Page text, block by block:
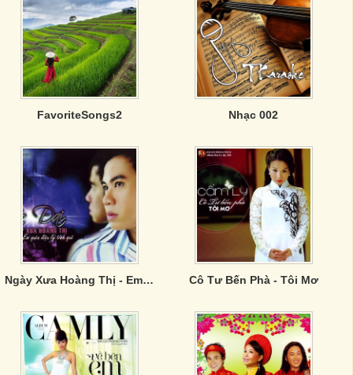
FavoriteSongs2 Nhạc 002
Ngày Xưa Hoàng Thị - Em Quên Điệu Lý Tình Quê Cô Tư Bến Phà - Tôi Mơ